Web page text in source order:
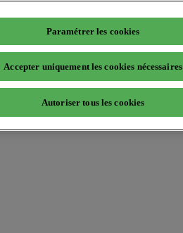
Paramétrer les cookies
Accepter uniquement les cookies nécessaires
Autoriser tous les cookies